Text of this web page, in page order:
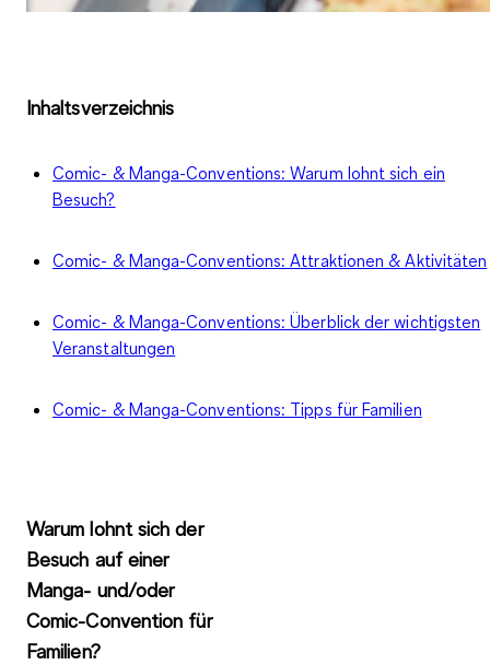
Inhaltsverzeichnis
Comic- & Manga-Conventions: Warum lohnt sich ein
Besuch?
Comic- & Manga-Conventions: Attraktionen & Aktivitäten
Comic- & Manga-Conventions: Überblick der wichtigsten
Veranstaltungen
Comic- & Manga-Conventions: Tipps für Familien
Warum lohnt sich der
Besuch auf einer
Manga- und/oder
Comic-Convention für
Familien?